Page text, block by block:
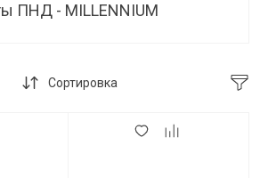
ПНД - MILLENNIUM
Сортировка